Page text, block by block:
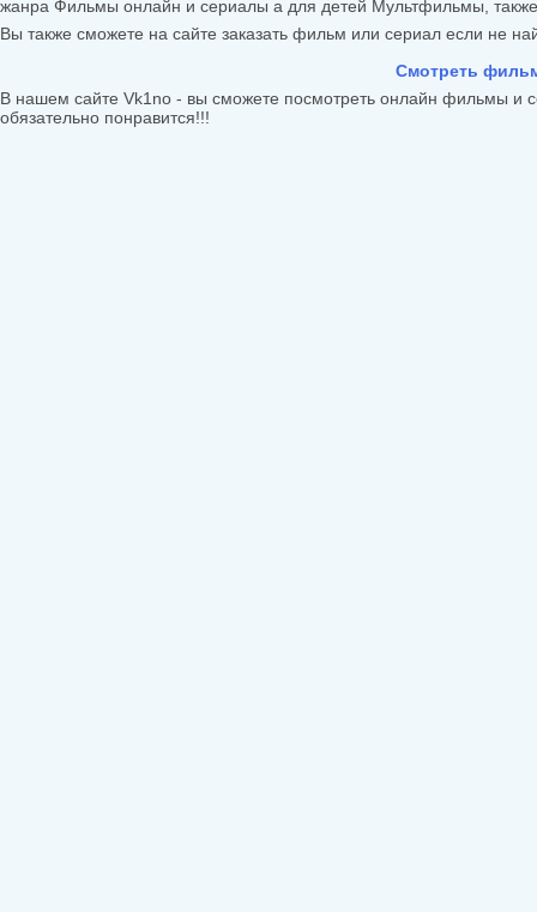
жанра Фильмы онлайн и сериалы а для детей Мультфильмы,
Вы также сможете на сайте заказать фильм или сериал если не
Смотреть
В нашем сайте Vk1no - вы сможете посмотреть онлайн фильмы и
обязательно понравится!!!